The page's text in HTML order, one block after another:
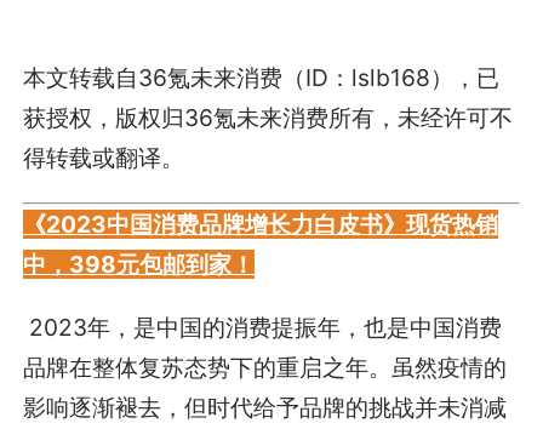
本文转载自36氪未来消费（ID：lslb168），已
获授权，版权归36氪未来消费所有，未经许可不
得转载或翻译。
《2023中国消费品牌增长力白皮书》现货热销
中，398元包邮到家！
2023年，是中国的消费提振年，也是中国消费
品牌在整体复苏态势下的重启之年。虽然疫情的
影响逐渐褪去，但时代给予品牌的挑战并未消减